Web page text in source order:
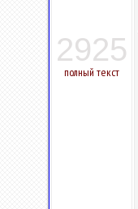
2925
полный текст